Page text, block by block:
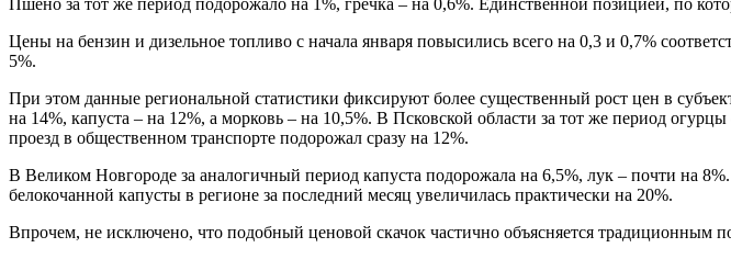
Пшено за тот же период подорожало на 1%, гречка – на 0,6%. Единственной позицией, по
Цены на бензин и дизельное топливо с начала января повысились всего на 0,3 и 0,7%
5%.
При этом данные региональной статистики фиксируют более существенный рост цен в
на 14%, капуста – на 12%, а морковь – на 10,5%. В Псковской области за тот же период
проезд в общественном транспорте подорожал сразу на 12%.
В Великом Новгороде за аналогичный период капуста подорожала на 6,5%, лук – почти на
белокочанной капусты в регионе за последний месяц увеличилась практически на 20%.
Впрочем, не исключено, что подобный ценовой скачок частично объясняется традиционным